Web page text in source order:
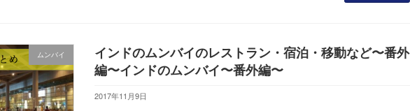
ムンバイ
インドのムンバイのレストラン・宿泊・移動など〜番外
編〜インドのムンバイ〜番外編〜
2017年11月9日